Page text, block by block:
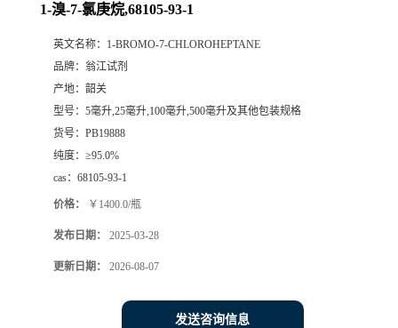
1-溴-7-氯庚烷,68105-93-1
英文名称： 1-BROMO-7-CHLOROHEPTANE
品牌： 翁江试剂
产地： 韶关
型号： 5毫升,25毫升,100毫升,500毫升及其他包装规格
货号： PB19888
纯度： ≥95.0%
cas： 68105-93-1
价格： ￥1400.0/瓶
发布日期： 2025-03-28
更新日期： 2026-08-07
发送咨询信息